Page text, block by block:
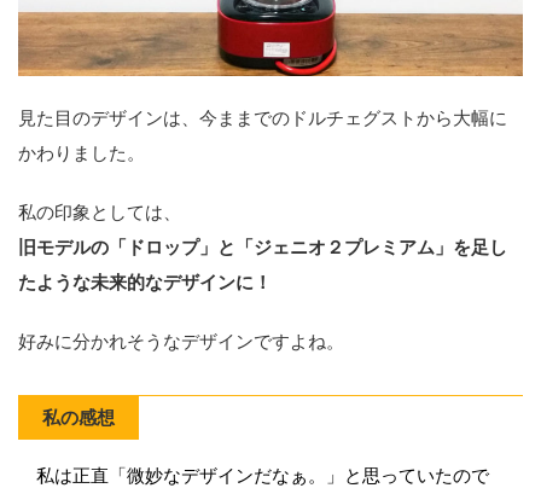
見た目のデザインは、今ままでのドルチェグストから大幅に
かわりました。
私の印象としては、
旧モデルの「ドロップ」と「ジェニオ２プレミアム」を足し
たような未来的なデザインに！
好みに分かれそうなデザインですよね。
私の感想
私は正直「微妙なデザインだなぁ。」と思っていたので